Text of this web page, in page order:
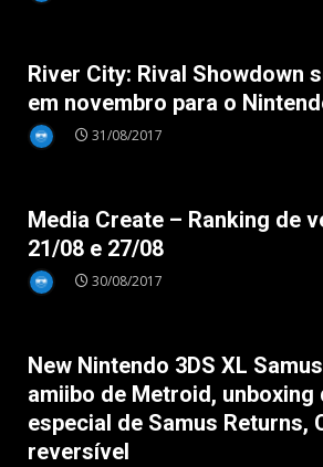
River City: Rival Showdown
em novembro para o
31/08/2017
Media Create – Ranking de
21/08 e 27/08
30/08/2017
New Nintendo 3DS XL
amiibo de Metroid, unboxing
especial de Samus Returns,
reversível